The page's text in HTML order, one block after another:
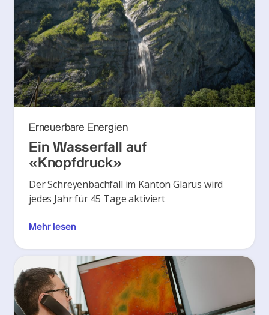
Erneuerbare Energien
Ein Wasserfall auf
«Knopfdruck»
Der Schreyenbachfall im Kanton Glarus wird
jedes Jahr für 45 Tage aktiviert
Mehr lesen